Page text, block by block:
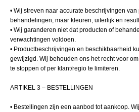
• Wij streven naar accurate beschrijvingen van
behandelingen, maar kleuren, uiterlijk en
• Wij garanderen niet dat producten of
verwachtingen voldoen.
• Productbeschrijvingen en beschikbaarheid
gewijzigd. Wij behouden ons het recht voor
te stoppen of per klant/regio te limiteren.
ARTIKEL 3 – BESTELLINGEN
• Bestellingen zijn een aanbod tot aankoop.